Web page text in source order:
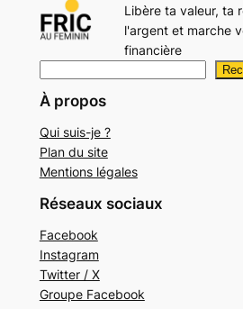
Libère ta valeur, ta
l'argent et marche
financière
e
h
e
c
h
e
r
À propos
Qui suis-je ?
Plan du site
Mentions légales
Réseaux sociaux
Facebook
Instagram
Twitter / X
Groupe Facebook